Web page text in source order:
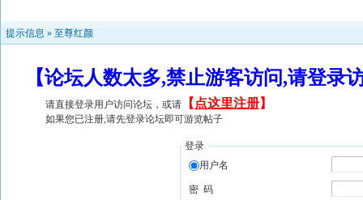
提示信息 » 至尊红颜
【论坛人数太多,禁止游客访问,请登
请直接登录用户访问论坛，或请 【 点这里注册】
如果您已注册,请先登录论坛即可游览帖子
登录
用户名
密 码